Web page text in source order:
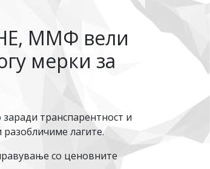
ММФ вели
мерки за
транспарентност и
лагите.
со ценовните